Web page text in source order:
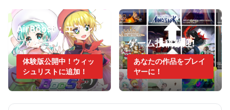
AirBoost：エアシッ
プの騎士
体験版公開中！ウィッ
シュリストに追加！
ゲーム投稿歓迎!
あなたの作品をプレイ
ヤーに！